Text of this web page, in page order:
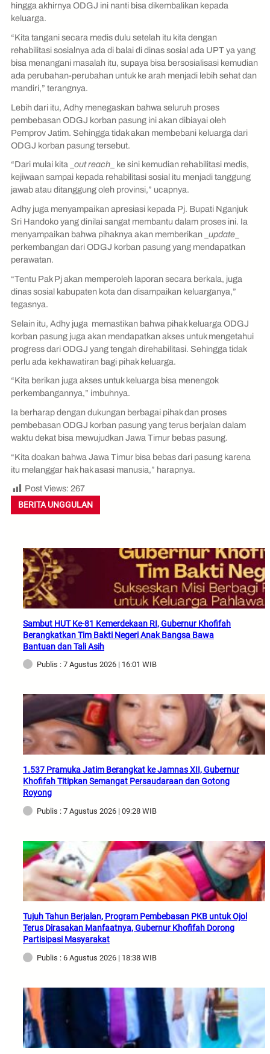
hingga akhirnya ODGJ ini nanti bisa dikembalikan kepada
keluarga.
“Kita tangani secara medis dulu setelah itu kita dengan
rehabilitasi sosialnya ada di balai di dinas sosial ada UPT ya yang
bisa menangani masalah itu, supaya bisa bersosialisasi kemudian
ada perubahan-perubahan untuk ke arah menjadi lebih sehat dan
mandiri,” terangnya.
Lebih dari itu, Adhy menegaskan bahwa seluruh proses
pembebasan ODGJ korban pasung ini akan dibiayai oleh
Pemprov Jatim. Sehingga tidak akan membebani keluarga dari
ODGJ korban pasung tersebut.
“Dari mulai kita _ out reach _ ke sini kemudian rehabilitasi medis,
kejiwaan sampai kepada rehabilitasi sosial itu menjadi tanggung
jawab atau ditanggung oleh provinsi,” ucapnya.
Adhy juga menyampaikan apresiasi kepada Pj. Bupati Nganjuk
Sri Handoko yang dinilai sangat membantu dalam proses ini. Ia
menyampaikan bahwa pihaknya akan memberikan _ update
perkembangan dari ODGJ korban pasung yang mendapatkan
perawatan.
“Tentu Pak Pj akan memperoleh laporan secara berkala, juga
dinas sosial kabupaten kota dan disampaikan keluarganya,”
tegasnya.
Selain itu, Adhy juga memastikan bahwa pihak keluarga ODGJ
korban pasung juga akan mendapatkan akses untuk mengetahui
progress dari ODGJ yang tengah direhabilitasi. Sehingga tidak
perlu ada kekhawatiran bagi pihak keluarga.
“Kita berikan juga akses untuk keluarga bisa menengok
perkembangannya,” imbuhnya.
Ia berharap dengan dukungan berbagai pihak dan proses
pembebasan ODGJ korban pasung yang terus berjalan dalam
waktu dekat bisa mewujudkan Jawa Timur bebas pasung.
“Kita doakan bahwa Jawa Timur bisa bebas dari pasung karena
itu melanggar hak hak asasi manusia,” harapnya.
Post Views: 267
BERITA UNGGULAN
Sambut HUT Ke-81 Kemerdekaan RI, Gubernur Khofifah
Berangkatkan Tim Bakti Negeri Anak Bangsa Bawa
Bantuan dan Tali Asih
Publis : 7 Agustus 2026 | 16:01 WIB
1.537 Pramuka Jatim Berangkat ke Jamnas XII, Gubernur
Khofifah Titipkan Semangat Persaudaraan dan Gotong
Royong
Publis : 7 Agustus 2026 | 09:28 WIB
Tujuh Tahun Berjalan, Program Pembebasan PKB untuk Ojol
Terus Dirasakan Manfaatnya, Gubernur Khofifah Dorong
Partisipasi Masyarakat
Publis : 6 Agustus 2026 | 18:38 WIB